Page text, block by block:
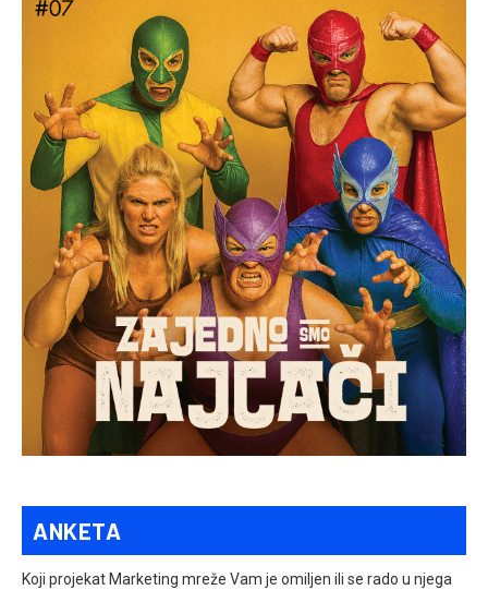
ANKETA
Koji projekat Marketing mreže Vam je omiljen ili se rado u njega